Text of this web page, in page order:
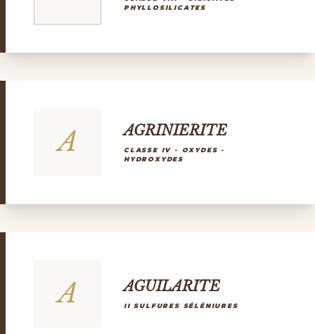
PHYLLOSILICATES
A AGRINIERITE
CLASSE IV - OXYDES -
HYDROXYDES
A AGUILARITE
II SULFURES SÉLÉNIURES